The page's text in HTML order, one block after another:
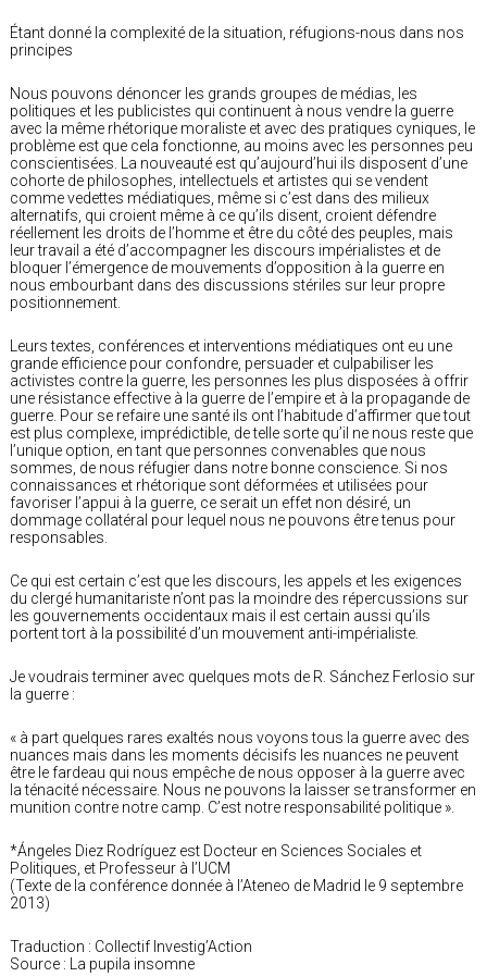
Étant donné la complexité de la situation, réfugions-nous dans nos
principes
Nous pouvons dénoncer les grands groupes de médias, les
politiques et les publicistes qui continuent à nous vendre la guerre
avec la même rhétorique moraliste et avec des pratiques cyniques, le
problème est que cela fonctionne, au moins avec les personnes peu
conscientisées. La nouveauté est qu’aujourd’hui ils disposent d’une
cohorte de philosophes, intellectuels et artistes qui se vendent
comme vedettes médiatiques, même si c’est dans des milieux
alternatifs, qui croient même à ce qu’ils disent, croient défendre
réellement les droits de l’homme et être du côté des peuples, mais
leur travail a été d’accompagner les discours impérialistes et de
bloquer l’émergence de mouvements d’opposition à la guerre en
nous embourbant dans des discussions stériles sur leur propre
positionnement.
Leurs textes, conférences et interventions médiatiques ont eu une
grande efficience pour confondre, persuader et culpabiliser les
activistes contre la guerre, les personnes les plus disposées à offrir
une résistance effective à la guerre de l’empire et à la propagande de
guerre. Pour se refaire une santé ils ont l’habitude d’affirmer que tout
est plus complexe, imprédictible, de telle sorte qu’il ne nous reste que
l’unique option, en tant que personnes convenables que nous
sommes, de nous réfugier dans notre bonne conscience. Si nos
connaissances et rhétorique sont déformées et utilisées pour
favoriser l’appui à la guerre, ce serait un effet non désiré, un
dommage collatéral pour lequel nous ne pouvons être tenus pour
responsables.
Ce qui est certain c’est que les discours, les appels et les exigences
du clergé humanitariste n’ont pas la moindre des répercussions sur
les gouvernements occidentaux mais il est certain aussi qu’ils
portent tort à la possibilité d’un mouvement anti-impérialiste.
Je voudrais terminer avec quelques mots de R. Sánchez Ferlosio sur
la guerre :
« à part quelques rares exaltés nous voyons tous la guerre avec des
nuances mais dans les moments décisifs les nuances ne peuvent
être le fardeau qui nous empêche de nous opposer à la guerre avec
la ténacité nécessaire. Nous ne pouvons la laisser se transformer en
munition contre notre camp. C’est notre responsabilité politique ».
*Ángeles Diez Rodríguez est Docteur en Sciences Sociales et
Politiques, et Professeur à l’UCM
(Texte de la conférence donnée à l’Ateneo de Madrid le 9 septembre
2013)
Traduction : Collectif Investig’Action
Source : La pupila insomne